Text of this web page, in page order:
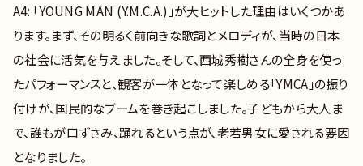
A4: 「YOUNG MAN (Y.M.C.A.)」が大ヒットした理由はいくつかあ
ります。まず、その明るく前向きな歌詞とメロディが、当時の日本
の社会に活気を与えました。そして、西城秀樹さんの全身を使っ
たパフォーマンスと、観客が一体となって楽しめる「YMCA」の振り
付けが、国民的なブームを巻き起こしました。子どもから大人ま
で、誰もが口ずさみ、踊れるという点が、老若男女に愛される要因
となりました。